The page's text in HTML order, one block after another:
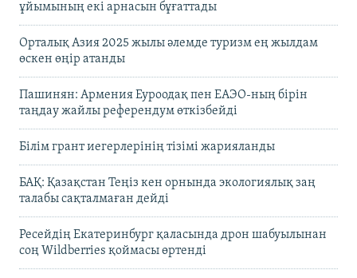
ұйымының екі арнасын бұғаттады
Орталық Азия 2025 жылы әлемде туризм ең жылдам
өскен өңір атанды
Пашинян: Армения Еуроодақ пен ЕАЭО-ның бірін
таңдау жайлы референдум өткізбейді
Білім грант иегерлерінің тізімі жарияланды
БАҚ: Қазақстан Теңіз кен орнында экологиялық заң
талабы сақталмаған дейді
Ресейдің Екатеринбург қаласында дрон шабуылынан
соң Wildberries қоймасы өртенді